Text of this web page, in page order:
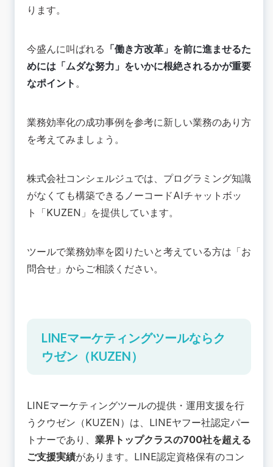
ります。
今盛んに叫ばれる 「働き方改革」を前に進ませるた
めには「ムダな努力」をいかに根絶されるかが重要
なポイント 。
業務効率化の成功事例を参考に新しい業務のあり方
を考えてみましょう。
株式会社コンシェルジュでは、プログラミング知識
がなくても構築できるノーコードAIチャットボッ
ト「KUZEN 」を提供しています。
ツールで業務効率を図りたいと考えている方は「お
問合せ 」からご相談ください。
LINEマーケティングツールならク
ウゼン（KUZEN）
LINEマーケティングツールの提供・運用支援を行
うクウゼン（KUZEN）は、LINEヤフー社認定パー
トナーであり、 業界トップクラスの700社を超える
ご支援実績があります。LINE認定資格保有のコン